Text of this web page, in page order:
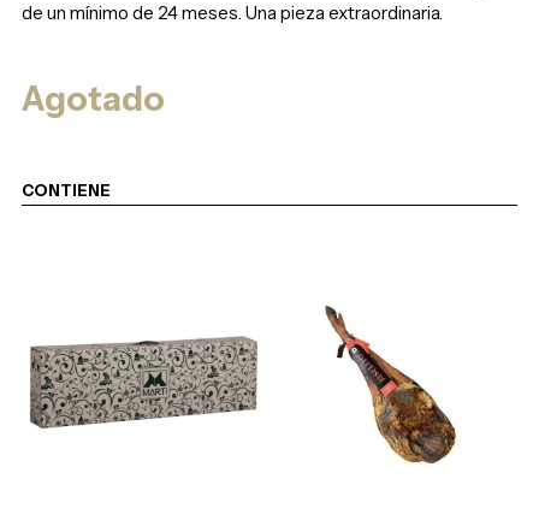
de un mínimo de 24 meses. Una pieza extraordinaria.
Agotado
CONTIENE